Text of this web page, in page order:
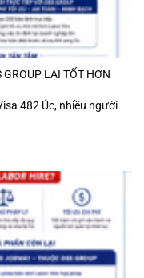
GROUP LẠI TỐT HƠN
482 Úc, nhiều người